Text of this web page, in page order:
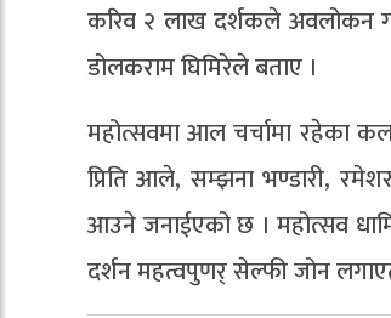
करिव २ लाख दर्शकले अवलोकन
डोलकराम घिमिरेले बताए ।
महोत्सवमा आल चर्चामा रहेका
प्रिति आले, सम्झना भण्डारी,
आउने जनाईएको छ । महोत्सव
दर्शन महत्वपुणर् सेल्फी जोन